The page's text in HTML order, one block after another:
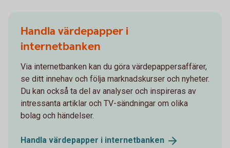
Handla värdepapper i
internetbanken
Via internetbanken kan du göra värdepappersaffärer,
se ditt innehav och följa marknadskurser och nyheter.
Du kan också ta del av analyser och inspireras av
intressanta artiklar och TV-sändningar om olika
bolag och händelser.
Handla värdepapper i internetbanken